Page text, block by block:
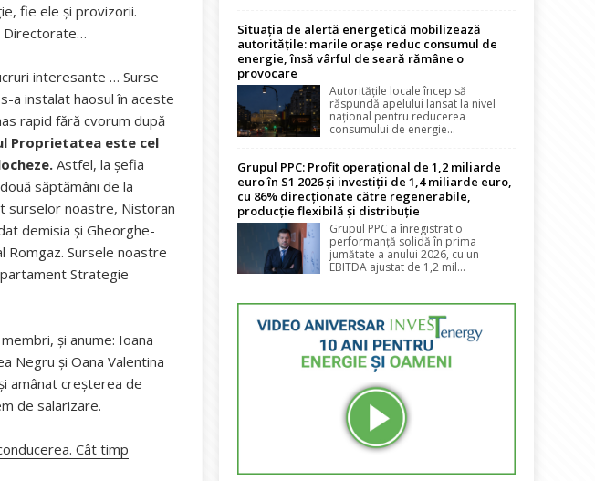
fie ele și provizorii.
Directorate…
interesante … Surse
a instalat haosul în aceste
rapid fără cvorum după
Proprietatea este cel
Astfel, la șefia
săptămâni de la
surselor noastre, Nistoran
demisia și Gheorghe-
Romgaz. Sursele noastre
Strategie
și anume: Ioana
Negru și Oana Valentina
amânat creșterea de
de salarizare.
Cât timp
Situația de alertă energetică mobilizează
autoritățile: marile orașe reduc consumul de
energie, însă vârful de seară rămâne o
provocare
Autoritățile locale încep să
răspundă apelului lansat la nivel
național pentru reducerea
consumului de energie...
Grupul PPC: Profit operațional de 1,2 miliarde
euro în S1 2026 și investiții de 1,4 miliarde euro,
cu 86% direcționate către regenerabile,
producție flexibilă și distribuție
Grupul PPC a înregistrat o
performanță solidă în prima
jumătate a anului 2026, cu un
EBITDA ajustat de 1,2 mil...